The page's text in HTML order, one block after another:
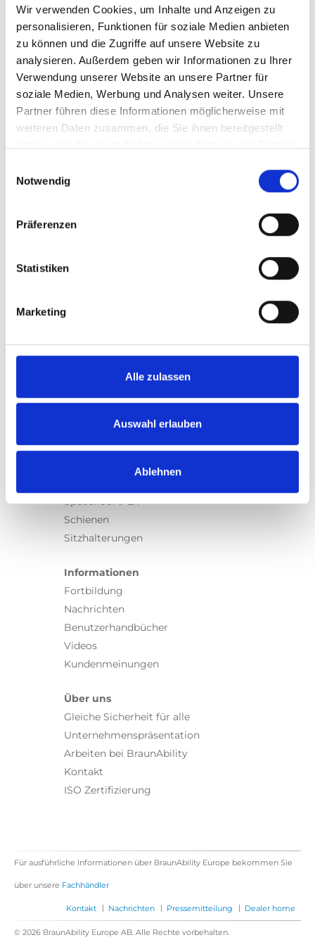
Wir verwenden Cookies, um Inhalte und Anzeigen zu
personalisieren, Funktionen für soziale Medien anbieten
zu können und die Zugriffe auf unsere Website zu
analysieren. Außerdem geben wir Informationen zu Ihrer
Verwendung unserer Website an unsere Partner für
soziale Medien, Werbung und Analysen weiter. Unsere
Partner führen diese Informationen möglicherweise mit
weiteren Daten zusammen, die Sie ihnen bereitgestellt
Notwendig
Präferenzen
Statistiken
Marketing
Alle zulassen
Auswahl erlauben
Ablehnen
Menü auf der linken Seite auswählen. Bitte beachten Sie, dass es
nicht zu allen Produkten eigene Videos gibt.
Einbetten
Unter jedem Video finden Sie einen Code, mit dem Sie das Video
auf Ihrer Webseite einbetten können.
Abonnieren
Abonnieren Sie hier unseren YouTube-Kanal, um sofort
benachrichtigt zu werden, wenn wir ein neues Video hochladen.
Produkte
Turny Evo
Turny Low Vehicle
Rollstuhllifte
Spacefloor® LX
Schienen
Sitzhalterungen
Informationen
Fortbildung
Nachrichten
Benutzerhandbücher
Videos
Kundenmeinungen
Über uns
Gleiche Sicherheit für alle
Unternehmenspräsentation
Arbeiten bei BraunAbility
Kontakt
ISO Zertifizierung
Für ausführliche Informationen über BraunAbility Europe bekommen Sie
über unsere Fachhändler
Kontakt | Nachrichten | Pressemitteilung | Dealer home
© 2026 BraunAbility Europe AB. Alle Rechte vorbehalten.